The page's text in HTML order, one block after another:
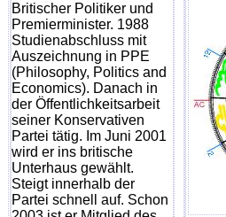
Britischer Politiker und
Premierminister. 1988
Studienabschluss mit
Auszeichnung in PPE
(Philosophy, Politics and
Economics). Danach in
der Öffentlichkeitsarbeit
seiner Konservativen
Partei tätig. Im Juni 2001
wird er ins britische
Unterhaus gewählt.
Steigt innerhalb der
Partei schnell auf. Schon